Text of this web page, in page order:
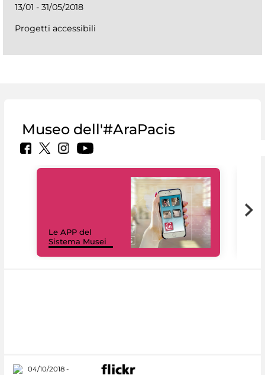
13/01 - 31/05/2018
Progetti accessibili
Museo dell'#AraPacis
Le APP del
Sistema Musei